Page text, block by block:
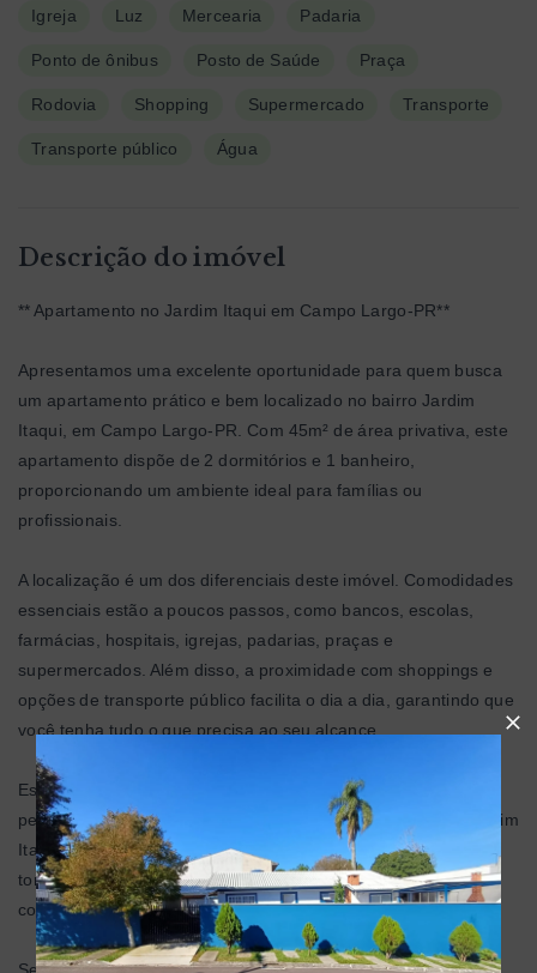
Igreja Luz Mercearia Padaria
Ponto de ônibus Posto de Saúde Praça
Rodovia Shopping Supermercado Transporte
Transporte público Água
Descrição do imóvel
** Apartamento no Jardim Itaqui em Campo Largo-PR**
Apresentamos uma excelente oportunidade para quem busca
um apartamento prático e bem localizado no bairro Jardim
Itaqui, em Campo Largo-PR. Com 45m² de área privativa, este
apartamento dispõe de 2 dormitórios e 1 banheiro,
proporcionando um ambiente ideal para famílias ou
profissionais.
A localização é um dos diferenciais deste imóvel. Comodidades
essenciais estão a poucos passos, como bancos, escolas,
farmácias, hospitais, igrejas, padarias, praças e
supermercados. Além disso, a proximidade com shoppings e
opções de transporte público facilita o dia a dia, garantindo que
você tenha tudo o que precisa ao seu alcance.
Este apartamento oferece um espaço funcional que pode ser
personalizado de acordo com sua necessidade. O bairro Jardim
Itaqui é conhecido pela qualidade de vida e infraestrutura,
tornando-se uma excelente escolha para quem deseja um lar
confortável e prático.
Se você está em busca de um apartamento para alugar, não